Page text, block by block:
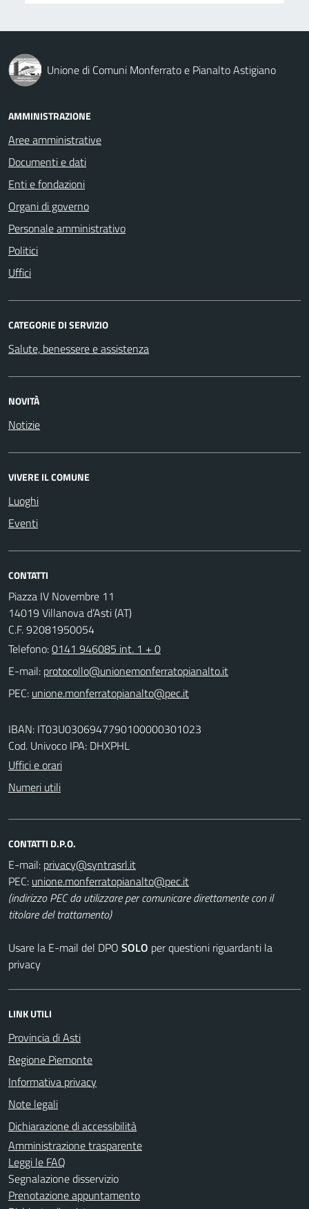
Unione di Comuni Monferrato e Pianalto Astigiano
AMMINISTRAZIONE
Aree amministrative
Documenti e dati
Enti e fondazioni
Organi di governo
Personale amministrativo
Politici
Uffici
CATEGORIE DI SERVIZIO
Salute, benessere e assistenza
NOVITÀ
Notizie
VIVERE IL COMUNE
Luoghi
Eventi
CONTATTI
Piazza IV Novembre 11
14019 Villanova d’Asti (AT)
C.F. 92081950054
Telefono:0141 946085 int. 1 + 0
E-mail:
PEC:
IBAN: IT03U0306947790100000301023
Cod. Univoco IPA: DHXPHL
Uffici e orari
Numeri utili
CONTATTI D.P.O.
E-mail:
PEC:
(indirizzo PEC da utilizzare per comunicare direttamente con il
titolare del trattamento)
Usare la E-mail del DPO SOLO per questioni riguardanti la
privacy
LINK UTILI
Provincia di Asti
Regione Piemonte
Informativa privacy
Note legali
Dichiarazione di accessibilità
Amministrazione trasparente
Leggi le FAQ
Segnalazione disservizio
Prenotazione appuntamento